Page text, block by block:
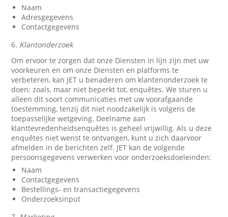
Naam
Adresgegevens
Contactgegevens
6. Klantonderzoek
Om ervoor te zorgen dat onze Diensten in lijn zijn met uw
voorkeuren en om onze Diensten en platforms te
verbeteren, kan JET u benaderen om klantenonderzoek te
doen; zoals, maar niet beperkt tot, enquêtes. We sturen u
alleen dit soort communicaties met uw voorafgaande
toestemming, tenzij dit niet noodzakelijk is volgens de
toepasselijke wetgeving. Deelname aan
klanttevredenheidsenquêtes is geheel vrijwillig. Als u deze
enquêtes niet wenst te ontvangen, kunt u zich daarvoor
afmelden in de berichten zelf. JET kan de volgende
persoonsgegevens verwerken voor onderzoeksdoeleinden:
Naam
Contactgegevens
Bestellings- en transactiegegevens
Onderzoeksinput